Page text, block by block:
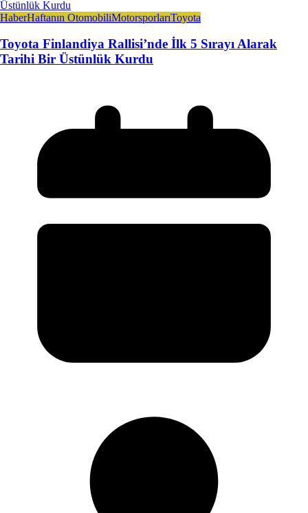
HaberHaftanın OtomobiliMotorsporlarıToyota
Toyota Finlandiya Rallisi’nde İlk 5 Sırayı Alarak
Tarihi Bir Üstünlük Kurdu